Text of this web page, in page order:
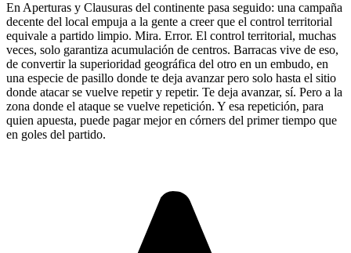
En Aperturas y Clausuras del continente pasa seguido: una campaña
decente del local empuja a la gente a creer que el control territorial
equivale a partido limpio. Mira. Error. El control territorial, muchas
veces, solo garantiza acumulación de centros. Barracas vive de eso,
de convertir la superioridad geográfica del otro en un embudo, en
una especie de pasillo donde te deja avanzar pero solo hasta el sitio
donde atacar se vuelve repetir y repetir. Te deja avanzar, sí. Pero a la
zona donde el ataque se vuelve repetición. Y esa repetición, para
quien apuesta, puede pagar mejor en córners del primer tiempo que
en goles del partido.